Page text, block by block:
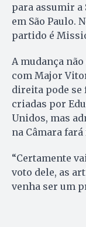
para assumir a
em São Paulo.
partido é
A mudança
com Major
direita pode se
criadas por
Unidos, mas
na Câmara fará
“Certamente
voto dele, as
venha ser um